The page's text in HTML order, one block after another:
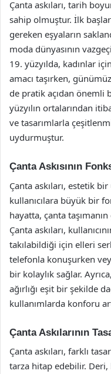
Çanta askıları, tarih
sahip olmuştur. İlk
gereken eşyaların
moda dünyasının
19. yüzyılda, kadınlar
amacı taşırken,
de pratik açıdan önemli
yüzyılın ortalarından
ve tasarımlarla
uydurmuştur.
Çanta Askısının
Çanta askıları, estetik
kullanıcılara büyük bir
hayatta, çanta
Çanta askıları,
takılabildiği için elleri
telefonla konuşurken
bir kolaylık sağlar.
ağırlığı eşit bir şekilde
kullanımlarda konforu
Çanta Askılarının
Çanta askıları, farklı
tarza hitap edebilir.